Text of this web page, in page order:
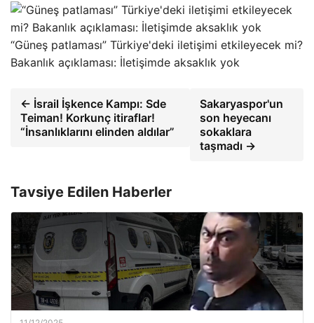
“Güneş patlaması” Türkiye'deki iletişimi etkileyecek mi?
Bakanlık açıklaması: İletişimde aksaklık yok
← İsrail İşkence Kampı: Sde
Teiman! Korkunç itiraflar!
“İnsanlıklarını elinden aldılar”
Sakaryaspor'un
son heyecanı
sokaklara
taşmadı →
Tavsiye Edilen Haberler